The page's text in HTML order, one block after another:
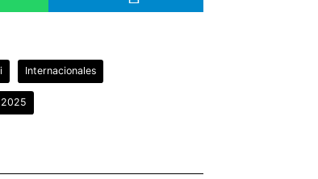
Internacionales